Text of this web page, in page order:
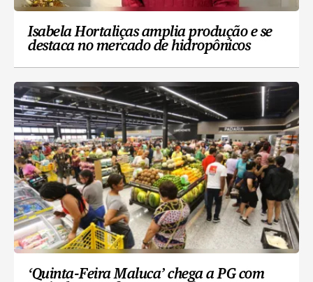
Isabela Hortaliças amplia produção e se
destaca no mercado de hidropônicos
‘Quinta-Feira Maluca’ chega a PG com